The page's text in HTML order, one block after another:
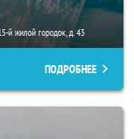
й жилой городок, д. 43
ПОДРОБНЕЕ